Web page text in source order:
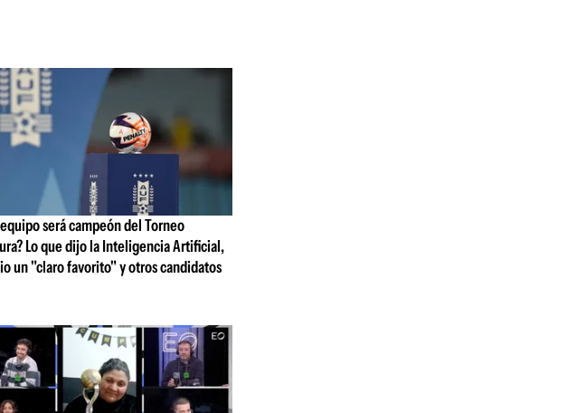
será campeón del Torneo
Lo que dijo la Inteligencia Artificial,
un "claro favorito" y otros candidatos